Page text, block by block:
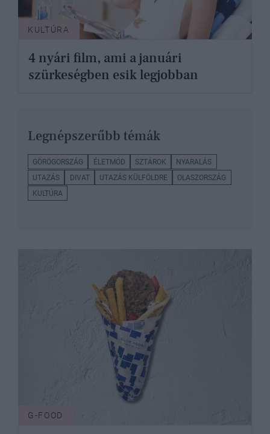
KULTÚRA
4 nyári film, ami a januári
szürkeségben esik legjobban
Legnépszerűbb témák
GÖRÖGORSZÁG ÉLETMÓD SZTÁROK
NYARALÁS
UTAZÁS
DIVAT UTAZÁS KÜLFÖLDRE
OLASZORSZÁG
KULTÚRA
G-FOOD